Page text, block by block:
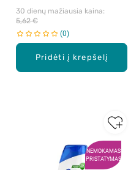
Pridėti į krepšelį
30 dienų mažiausia kaina:
5,62 €
0
NEMOKAMAS
PRISTATYMAS